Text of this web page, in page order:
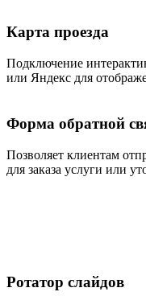
Карта проезда
Подключение
или Яндекс для
Форма обратной
Позволяет клиентам
для заказа услуги или
Ротатор слайдов